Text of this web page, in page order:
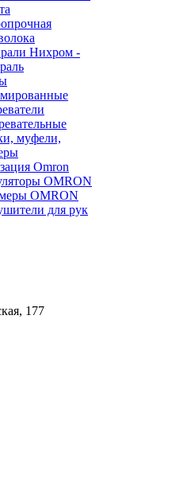
Нихром -
муфели,
Omron
OMRON
OMRON
для рук
177